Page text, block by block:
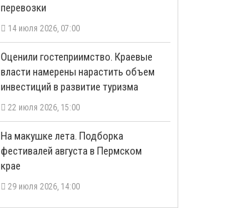
перевозки
14 июля 2026, 07:00
Оценили гостеприимство. Краевые
власти намерены нарастить объем
инвестиций в развитие туризма
22 июля 2026, 15:00
На макушке лета. Подборка
фестивалей августа в Пермском
крае
29 июля 2026, 14:00